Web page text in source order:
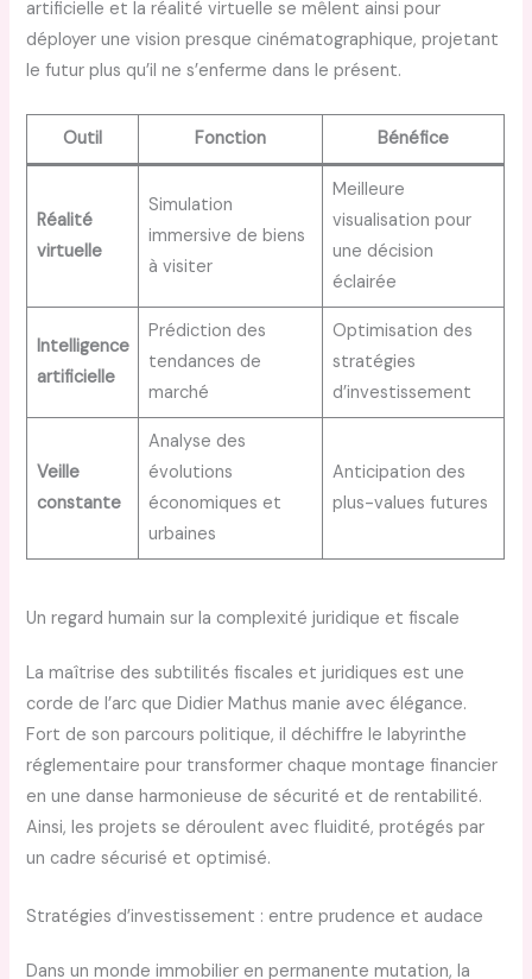
artificielle et la réalité virtuelle se mêlent ainsi pour
déployer une vision presque cinématographique, projetant
le futur plus qu’il ne s’enferme dans le présent.
Outil Fonction Bénéfice
Réalité
virtuelle
Simulation
immersive de biens
à visiter
Meilleure
visualisation pour
une décision
éclairée
Intelligence
artificielle
Prédiction des
tendances de
marché
Optimisation des
stratégies
d’investissement
Veille
constante
Analyse des
évolutions
économiques et
urbaines
Anticipation des
plus-values futures
Un regard humain sur la complexité juridique et fiscale
La maîtrise des subtilités fiscales et juridiques est une
corde de l’arc que Didier Mathus manie avec élégance.
Fort de son parcours politique, il déchiffre le labyrinthe
réglementaire pour transformer chaque montage financier
en une danse harmonieuse de sécurité et de rentabilité.
Ainsi, les projets se déroulent avec fluidité, protégés par
un cadre sécurisé et optimisé.
Stratégies d’investissement : entre prudence et audace
Dans un monde immobilier en permanente mutation, la